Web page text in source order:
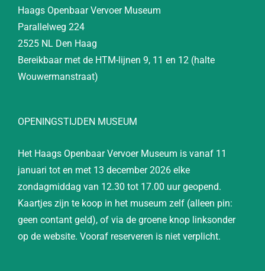
Haags Openbaar Vervoer Museum
Parallelweg 224
2525 NL Den Haag
Bereikbaar met de HTM-lijnen 9, 11 en 12 (halte
Wouwermanstraat)
OPENINGSTIJDEN MUSEUM
Het Haags Openbaar Vervoer Museum is vanaf 11
januari tot en met 13 december 2026 elke
zondagmiddag van 12.30 tot 17.00 uur geopend.
Kaartjes zijn te koop in het museum zelf (alleen pin:
geen contant geld), of via de groene knop linksonder
op de website. Vooraf reserveren is niet verplicht.